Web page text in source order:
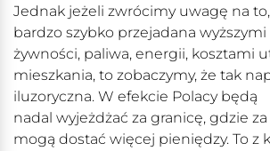
Jednak jeżeli zwrócimy uwagę na
bardzo szybko przejadana
żywności, paliwa, energii, kosztami
mieszkania, to zobaczymy, że tak
iluzoryczna. W efekcie Polacy będą
nadal wyjeżdżać za granicę, gdzie
mogą dostać więcej pieniędzy. To z